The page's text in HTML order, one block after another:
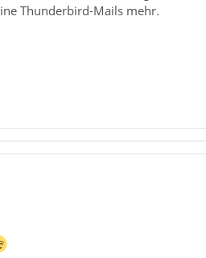
Thunderbird-Mails mehr.